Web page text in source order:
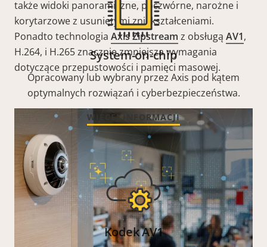
także widoki panoramiczne, poczwórne, narożne i
korytarzowe z usuniętymi zniekształceniami.
Ponadto technologia Axis Zipstream z obsługą AV1,
H.264, i H.265 znacznie zmniejsza wymagania
dotyczące przepustowości i pamięci masowej.
System-on-chip
Opracowany lub wybrany przez Axis pod kątem
optymalnych rozwiązań i cyberbezpieczeństwa.
WIĘCEJ INFORMACJI
Kodek AV1